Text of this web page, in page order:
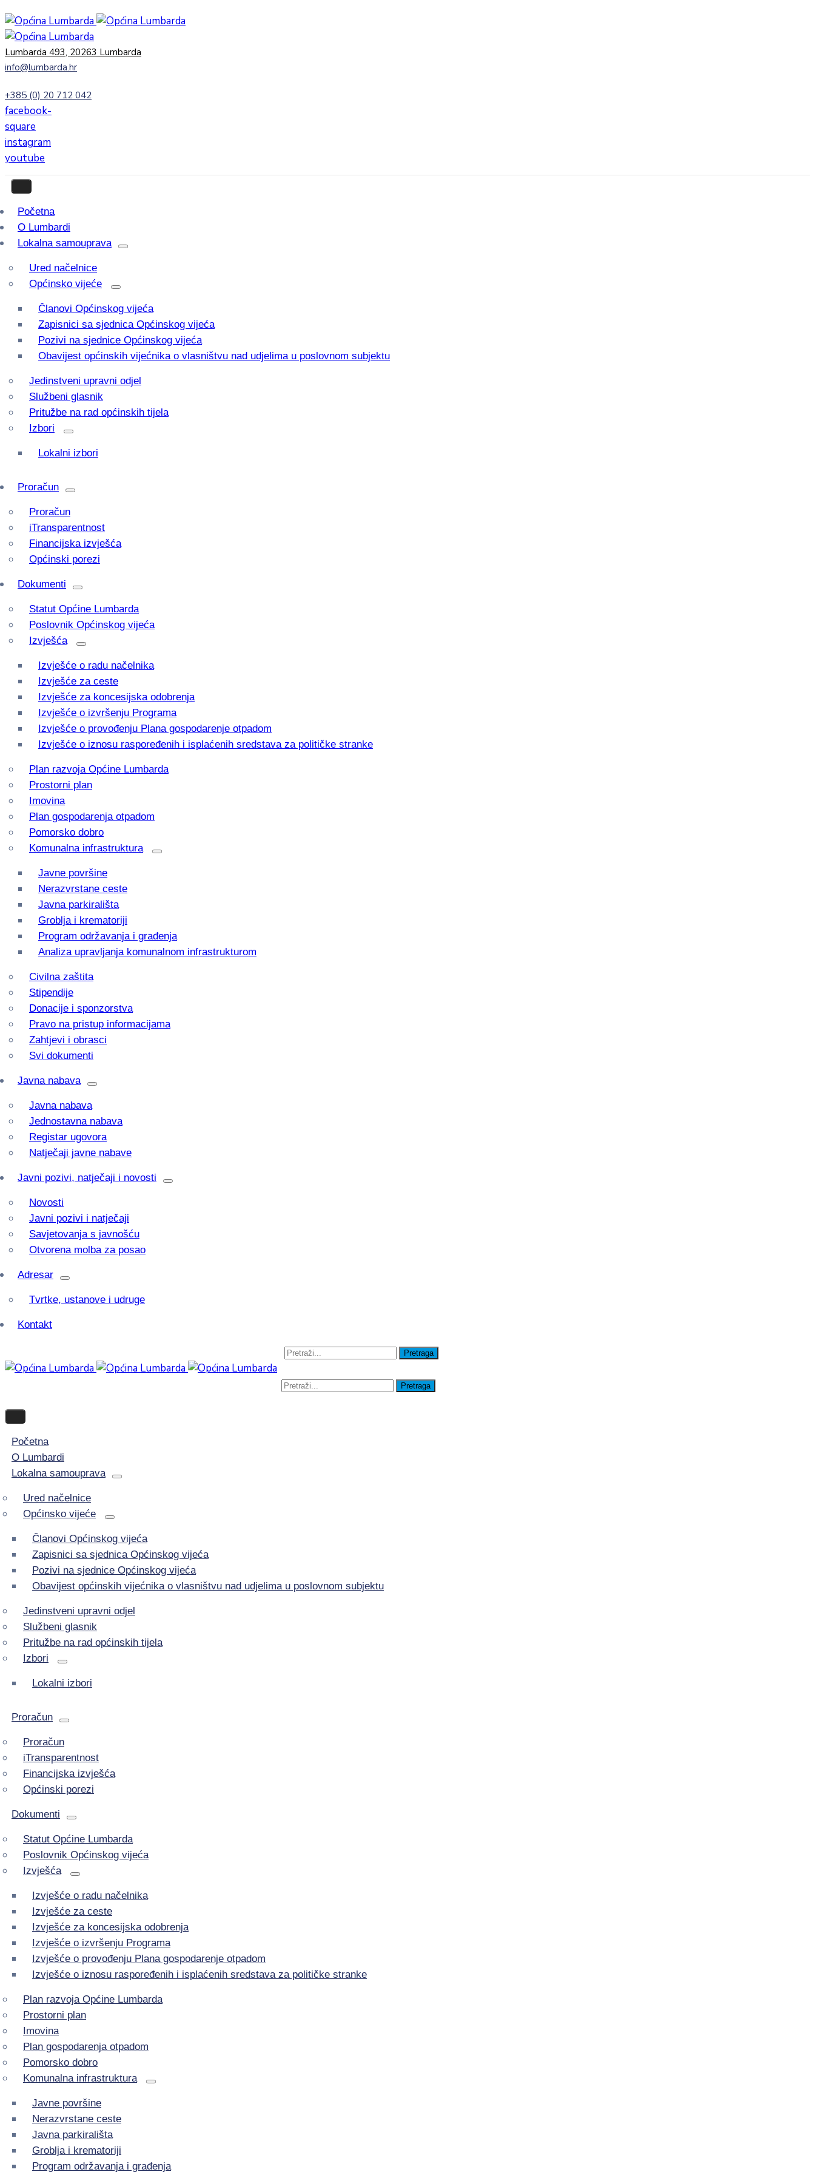
Lumbarda 493, 20263 Lumbarda
info@lumbarda.hr
+385 (0) 20 712 042
facebook-
square
instagram
youtube
Početna
O Lumbardi
Lokalna samouprava
Ured načelnice
Općinsko vijeće
Članovi Općinskog vijeća
Zapisnici sa sjednica Općinskog vijeća
Pozivi na sjednice Općinskog vijeća
Obavijest općinskih vijećnika o vlasništvu nad udjelima u poslovnom subjektu
Jedinstveni upravni odjel
Službeni glasnik
Pritužbe na rad općinskih tijela
Izbori
Lokalni izbori
Proračun
Proračun
iTransparentnost
Financijska izvješća
Općinski porezi
Dokumenti
Statut Općine Lumbarda
Poslovnik Općinskog vijeća
Izvješća
Izvješće o radu načelnika
Izvješće za ceste
Izvješće za koncesijska odobrenja
Izvješće o izvršenju Programa
Izvješće o provođenju Plana gospodarenje otpadom
Izvješće o iznosu raspoređenih i isplaćenih sredstava za političke stranke
Plan razvoja Općine Lumbarda
Prostorni plan
Imovina
Plan gospodarenja otpadom
Pomorsko dobro
Komunalna infrastruktura
Javne površine
Nerazvrstane ceste
Javna parkirališta
Groblja i krematoriji
Program održavanja i građenja
Analiza upravljanja komunalnom infrastrukturom
Civilna zaštita
Stipendije
Donacije i sponzorstva
Pravo na pristup informacijama
Zahtjevi i obrasci
Svi dokumenti
Javna nabava
Javna nabava
Jednostavna nabava
Registar ugovora
Natječaji javne nabave
Javni pozivi, natječaji i novosti
Novosti
Javni pozivi i natječaji
Savjetovanja s javnošću
Otvorena molba za posao
Adresar
Tvrtke, ustanove i udruge
Kontakt
Početna
O Lumbardi
Lokalna samouprava
Ured načelnice
Općinsko vijeće
Članovi Općinskog vijeća
Zapisnici sa sjednica Općinskog vijeća
Pozivi na sjednice Općinskog vijeća
Obavijest općinskih vijećnika o vlasništvu nad udjelima u poslovnom subjektu
Jedinstveni upravni odjel
Službeni glasnik
Pritužbe na rad općinskih tijela
Izbori
Lokalni izbori
Proračun
Proračun
iTransparentnost
Financijska izvješća
Općinski porezi
Dokumenti
Statut Općine Lumbarda
Poslovnik Općinskog vijeća
Izvješća
Izvješće o radu načelnika
Izvješće za ceste
Izvješće za koncesijska odobrenja
Izvješće o izvršenju Programa
Izvješće o provođenju Plana gospodarenje otpadom
Izvješće o iznosu raspoređenih i isplaćenih sredstava za političke stranke
Plan razvoja Općine Lumbarda
Prostorni plan
Imovina
Plan gospodarenja otpadom
Pomorsko dobro
Komunalna infrastruktura
Javne površine
Nerazvrstane ceste
Javna parkirališta
Groblja i krematoriji
Program održavanja i građenja